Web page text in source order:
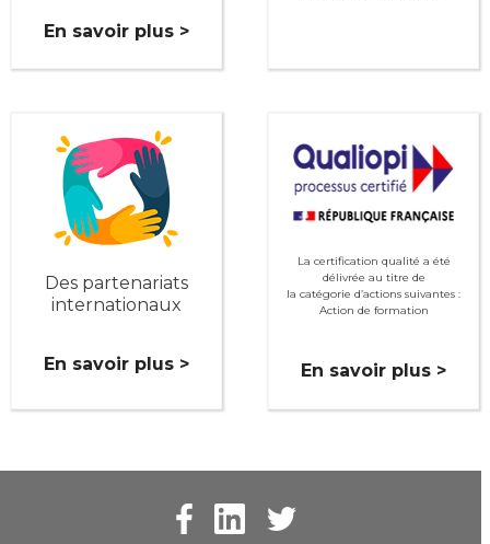
En savoir plus >
Des partenariats
internationaux
En savoir plus >
La certification qualité a été
délivrée au titre de
la catégorie d’actions suivantes :
Action de formation
En savoir plus >